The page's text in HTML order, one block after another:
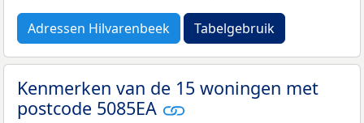
Adressen Hilvarenbeek Tabelgebruik
Kenmerken van de 15 woningen met
postcode 5085EA